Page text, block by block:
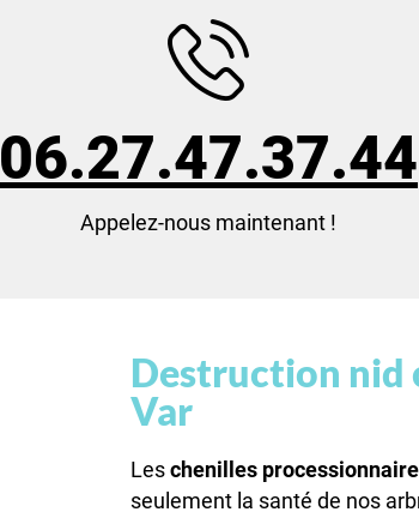
06.27.47.37.44
Appelez-nous maintenant !
Destruction nid
Var
Les chenilles
seulement la santé de nos